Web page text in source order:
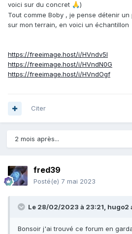
voici sur du concret 🙏)
Tout comme Boby , je pense détenir
sur mon terrain, en voici un échantillon
https://freeimage.host/i/HVndv5l
https://freeimage.host/i/HVndN0G
https://freeimage.host/i/HVndOgf
Citer
2 mois après...
fred39
Posté(e) 7 mai 2023
Le 28/02/2023 à 23:21, hugo2
Bonsoir j'ai trouvé ce forum en